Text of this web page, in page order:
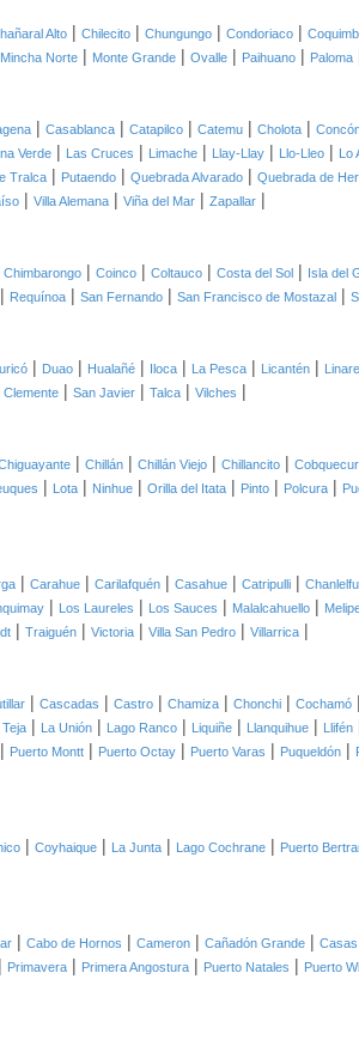
Alto | Chilecito | Chungungo | Condoriaco |
Mincha Norte | Monte Grande | Ovalle | Paihuano | Paloma
| Casablanca | Catapilco | Catemu | Cholota |
Verde | Las Cruces | Limache | Llay-Llay | Llo-Lleo | Lo
Tralca | Putaendo | Quebrada Alvarado | Quebrada de
| Villa Alemana | Viña del Mar | Zapallar |
Chimbarongo | Coinco | Coltauco | Costa del Sol | Isla del
| Requínoa | San Fernando | San Francisco de Mostazal |
| Duao | Hualañé | Iloca | La Pesca | Licantén |
Clemente | San Javier | Talca | Vilches |
| Chillán | Chillán Viejo | Chillancito |
| Lota | Ninhue | Orilla del Itata | Pinto | Polcura |
| Carahue | Carilafquén | Casahue | Catripulli | Chanlelfu
| Los Laureles | Los Sauces | Malalcahuello |
| Traiguén | Victoria | Villa San Pedro | Villarrica |
| Cascadas | Castro | Chamiza | Chonchi | Cochamó |
Teja | La Unión | Lago Ranco | Liquiñe | Llanquihue | Llifén
| Puerto Montt | Puerto Octay | Puerto Varas | Puqueldón |
| Coyhaique | La Junta | Lago Cochrane | Puerto
| Cabo de Hornos | Cameron | Cañadón Grande | Casas
| Primavera | Primera Angostura | Puerto Natales | Puerto